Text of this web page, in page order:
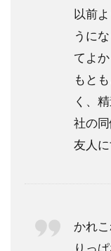
以前
うに
てよか
もと
く、
社の
友人
かれ
りっ